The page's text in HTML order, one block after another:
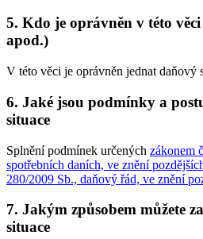
5. Kdo je oprávněn v této
apod.)
V této věci je oprávněn jednat daňový
6. Jaké jsou podmínky a
situace
Splnění podmínek určených zákonem
spotřebních daních, ve znění
280/2009 Sb., daňový řád, ve znění
7. Jakým způsobem můžete
situace